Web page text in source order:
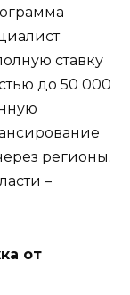
ставку
до 50 000
регионы.
–
от